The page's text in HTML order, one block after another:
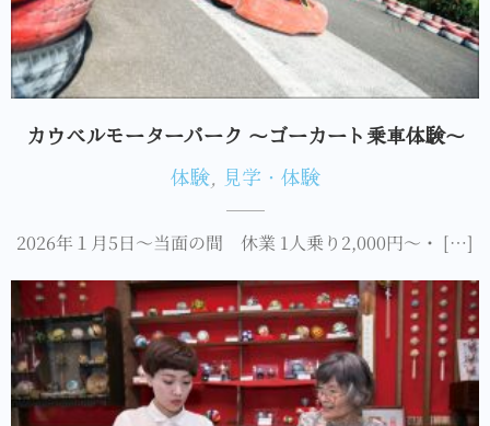
カウベルモーターパーク ～ゴーカート乗車体験～
体験, 見学・体験
2026年１月5日～当面の間 休業 1人乗り2,000円～・ […]